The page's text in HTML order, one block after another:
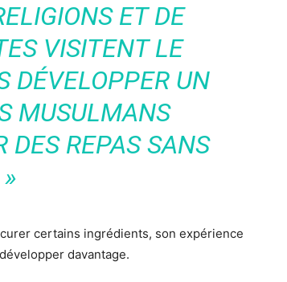
ET DE
VISITENT LE
DÉVELOPPER UN
MUSULMANS
DES REPAS SANS
certains ingrédients, son expérience
davantage.